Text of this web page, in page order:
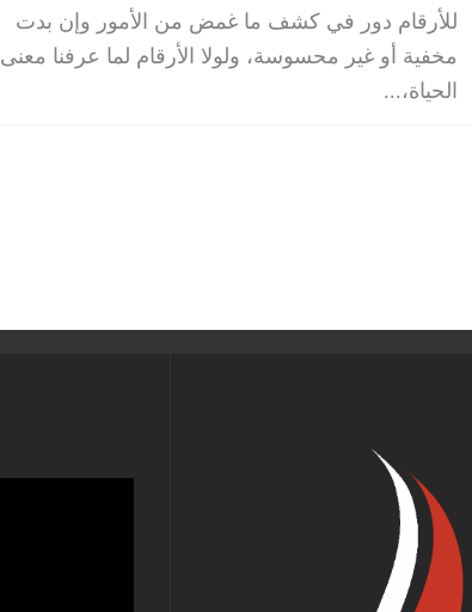
للأرقام دور في كشف ما غمض من الأمور وإن بدت
مخفية أو غير محسوسة، ولولا الأرقام لما عرفنا معنى
الحياة، ...